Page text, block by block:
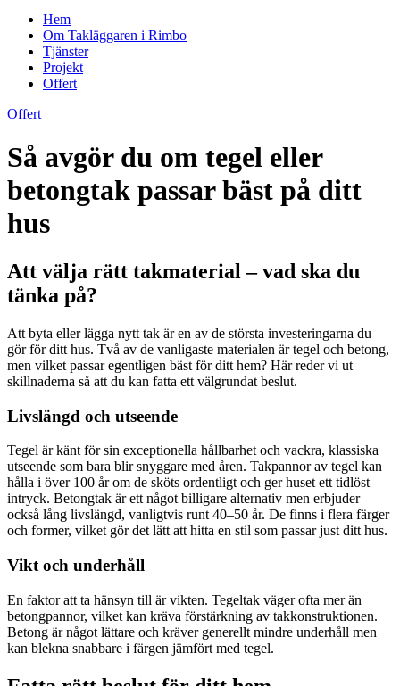
Hem
Om Takläggaren i Rimbo
Tjänster
Projekt
Offert
Offert
Så avgör du om tegel eller
betongtak passar bäst på ditt
hus
Att välja rätt takmaterial – vad ska du
tänka på?
Att byta eller lägga nytt tak är en av de största investeringarna du
gör för ditt hus. Två av de vanligaste materialen är tegel och betong,
men vilket passar egentligen bäst för ditt hem? Här reder vi ut
skillnaderna så att du kan fatta ett välgrundat beslut.
Livslängd och utseende
Tegel är känt för sin exceptionella hållbarhet och vackra, klassiska
utseende som bara blir snyggare med åren. Takpannor av tegel kan
hålla i över 100 år om de sköts ordentligt och ger huset ett tidlöst
intryck. Betongtak är ett något billigare alternativ men erbjuder
också lång livslängd, vanligtvis runt 40–50 år. De finns i flera färger
och former, vilket gör det lätt att hitta en stil som passar just ditt hus.
Vikt och underhåll
En faktor att ta hänsyn till är vikten. Tegeltak väger ofta mer än
betongpannor, vilket kan kräva förstärkning av takkonstruktionen.
Betong är något lättare och kräver generellt mindre underhåll men
kan blekna snabbare i färgen jämfört med tegel.